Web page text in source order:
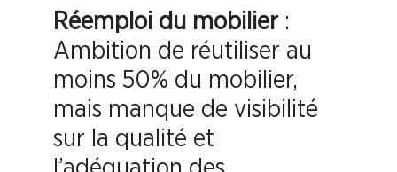
Réemploi du mobilier:
Ambition de réutiliser au
moins 50% du mobilier,
mais manque de visibilité
sur la qualité et